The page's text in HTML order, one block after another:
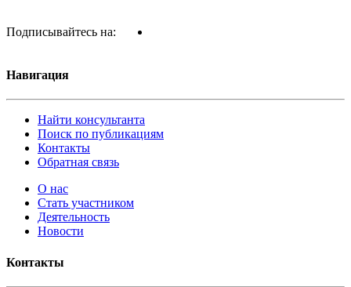
Подписывайтесь на:
Навигация
Найти консультанта
Поиск по публикациям
Контакты
Обратная связь
О нас
Стать участником
Деятельность
Новости
Контакты